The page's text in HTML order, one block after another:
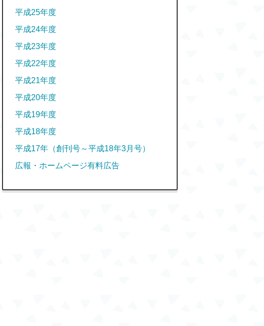
平成25年度
平成24年度
平成23年度
平成22年度
平成21年度
平成20年度
平成19年度
平成18年度
平成17年（創刊号～平成18年3月号）
広報・ホームページ有料広告